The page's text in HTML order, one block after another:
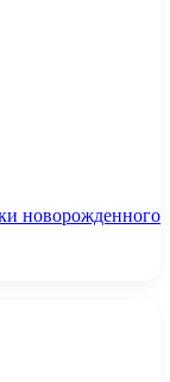
новорожденного